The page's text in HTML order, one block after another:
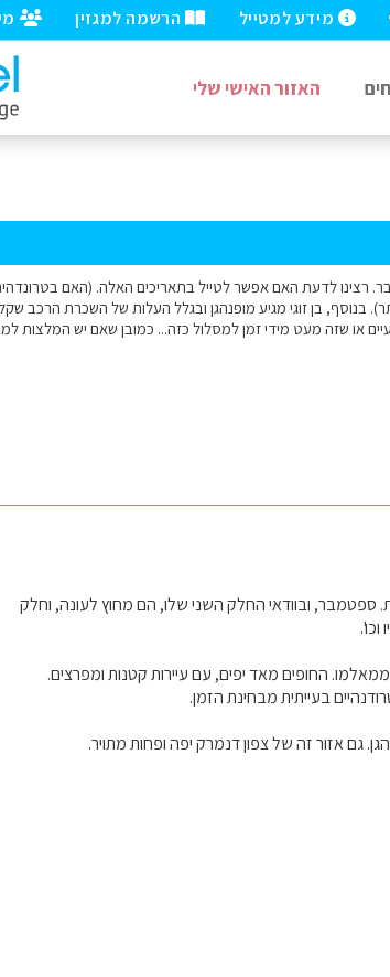
הרשמה למגזין מידע למטייל
האזור האישי שלי
מתכננים טיול לנורבגיה מה 17 לספטמבר ועד ה 2 לאוקטובר. רצינו לדעת האם אפשר לטייל בתאריכים האלה. (האם
בנוסף, בן זוגי מגיע מופנהגן ובגלל העלות של השכרת הרכב
או שזה מעט מידי זמן למסלול כזה... כמובן שאם יש המלצות
ובוודאי החלק השני שלו, הם מחוץ לעונה, וחלק
החופים מאד יפים, עם עיירות קטנות ומפרצים.
בעייתית מבחינת הזמן.
גם אזור זה של צפון דנמרק יפה ופחות מתויר.